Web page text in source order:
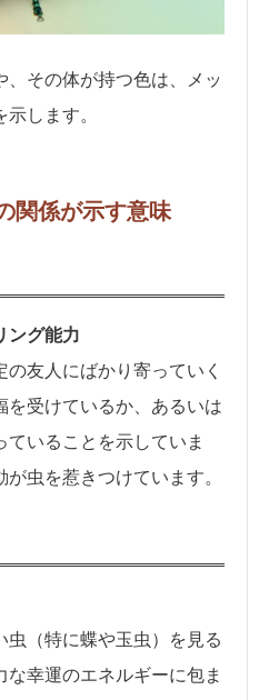
その体が持つ色は、メッ
します。
関係が示す意味
ング能力
友人にばかり寄っていく
を受けているか、あるいは
いることを示していま
虫を惹きつけています。
（特に蝶や玉虫）を見る
幸運のエネルギーに包ま